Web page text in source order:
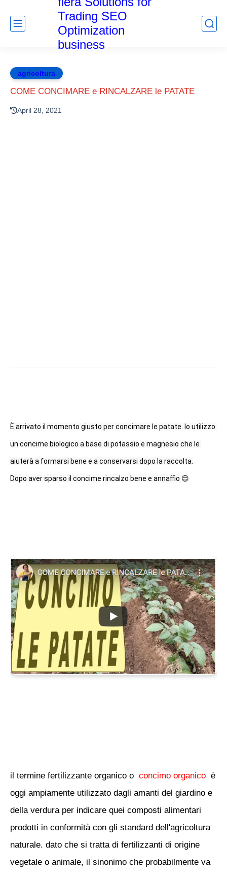
Trading SEO
Optimization
business
agricoltura
COME CONCIMARE e RINCALZARE le PATATE
April 28, 2021
È arrivato il momento giusto per concimare le patate. Io utilizzo
un concime biologico a base di potassio e magnesio che le
aiuterà a formarsi bene e a conservarsi dopo la raccolta.
Dopo aver sparso il concime rincalzo bene e annaffio 😊
il termine fertilizzante organico o concimo organico è
oggi ampiamente utilizzato dagli amanti del giardino e
della verdura per indicare quei composti alimentari
prodotti in conformità con gli standard dell'agricoltura
naturale. dato che si tratta di fertilizzanti di origine
vegetale o animale, il sinonimo che probabilmente va